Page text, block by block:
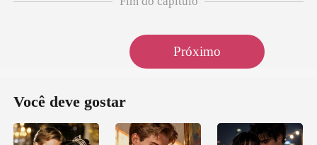
Próximo
Você deve gostar